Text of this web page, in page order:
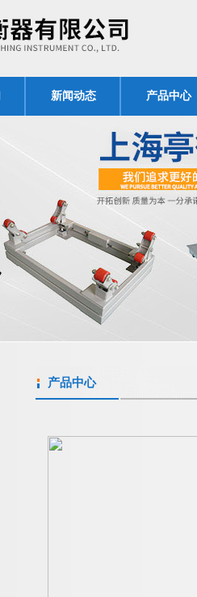
新闻动态 产品中心
产品中心